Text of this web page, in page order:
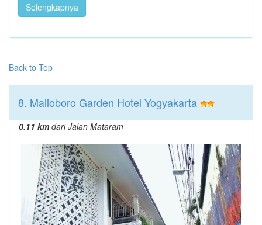
Selengkapnya
Back to Top
8. Malioboro Garden Hotel Yogyakarta
0.11 kmdari Jalan Mataram